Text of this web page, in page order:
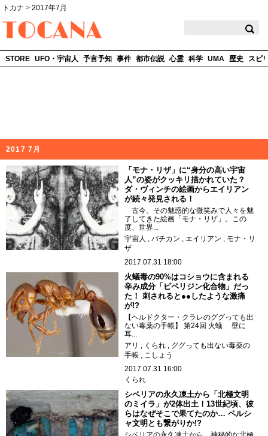
トカナ > 2017年7月
STORE UFO・宇宙人 予言予知 事件 都市伝説 心霊 科学 UMA 歴史 スピ
2017 7月
「モナ・リザ」に“身分の高い宇宙
人”の姿がクッキリ描かれていた？
ダ・ヴィンチの絵画からエイリアン
が続々発見される！
古今、その魅惑的な微笑みで人々を魅
了してきた絵画「モナ・リザ」。この
度、世界...
宇宙人
バチカン エイリアン
モナ・リ
ザ
2017.07.31 18:00
火蟻毒の90%はコショウに含まれる
辛み成分「ピペリジン化合物」だっ
た！ 刺されると●●したような激痛
が!?
【ヘルドクター・クラレのググっても出
ない毒薬の手帳】 第24回 火蟻 壁に
耳...
アリ
くられ
ググっても出ない毒薬の
手帳
こしょう
2017.07.31 16:00
くられ
シベリアの永久凍土から「北極文明
のミイラ」が2体出土！13世紀頃、彼
らはなぜそこで果てたのか… ペルシ
ャ文明とも繋がりか!?